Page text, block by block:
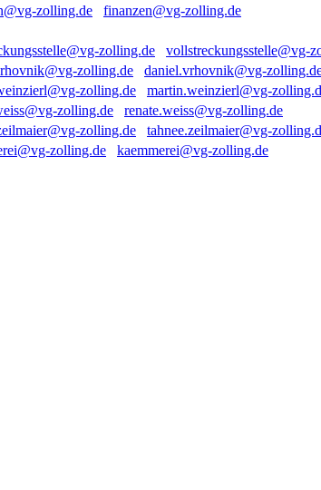
finanzen@vg-zolling.de
vollstreckungsstelle@vg-
daniel.vrhovnik@vg-
martin.weinzierl@vg-
renate.weiss@vg-zolling.de
tahnee.zeilmaier@vg-
kaemmerei@vg-zolling.de